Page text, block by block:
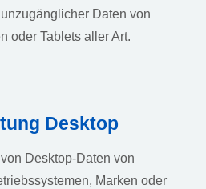
Daten von
oder Tablets aller Art.
Desktop
Desktop-Daten von
Marken oder